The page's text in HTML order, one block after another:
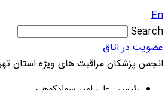
En
Search
عضویت در اتاق
انجمن پزشکان مراقبت های ویژه استان